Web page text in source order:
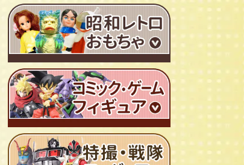
ＴＶアニメ作品 1980年代
特撮・戦隊 TV番組 1960年代
超合金・DX超合金
ソフビ
広告ノベルティグッズ